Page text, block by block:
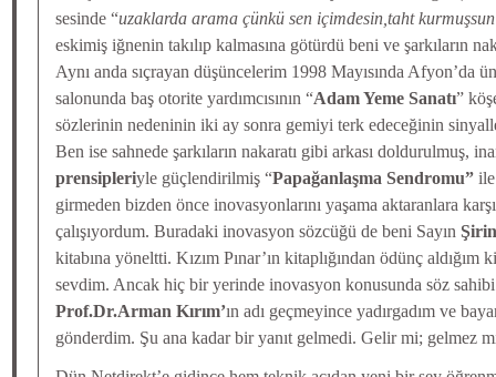
sesinde “uzaklarda arama çünkü sen içimdesin,taht
eskimiş iğnenin takılıp kalmasına götürdü beni ve şarkıların
Aynı anda sıçrayan düşüncelerim 1998 Mayısında Afyon’da
salonunda baş otorite yardımcısının “Adam Yeme Sanatı”
sözlerinin nedeninin iki ay sonra gemiyi terk edeceğinin
Ben ise sahnede şarkıların nakaratı gibi arkası doldurulmuş,
prensipleriyle güçlendirilmiş “Papağanlaşma Sendromu”
girmeden bizden önce inovasyonlarını yaşama aktaranlara
çalışıyordum. Buradaki inovasyon sözcüğü de beni Sayın
kitabına yöneltti. Kızım Pınar’ın kitaplığından ödünç
sevdim. Ancak hiç bir yerinde inovasyon konusunda söz
Prof.Dr.Arman Kırım’ın adı geçmeyince yadırgadım ve
gönderdim. Şu ana kadar bir yanıt gelmedi. Gelir mi; gelmez